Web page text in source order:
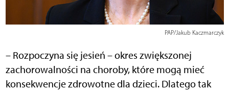
PAP/Jakub Kaczmarczyk
– Rozpoczyna się jesień – okres zwiększonej
zachorowalności na choroby, które mogą mieć
konsekwencje zdrowotne dla dzieci. Dlatego tak